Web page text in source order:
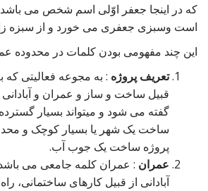
که در اینجا جعفر اوّلی اسم شخص می
است وسبزی جعفری می خورد و از سبزه
این چند مفهومی بودن کلمات در محدوده
تعریف پروژه : به مجوعه فعالیتی که
قبیل ساخت و ساز و عمران و
گفته می شود و میتواند بسیار
ساخت یک شهر یا بسیار کوچک و
پروژه ساخت یک جوب آب.
عمران : عمران کلمه جامعی می
آبادانی از قبیل کارهای ساختمانی،